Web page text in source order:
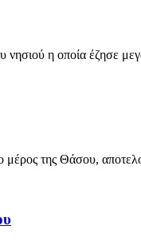
νησιού η οποία έζησε
μέρος της Θάσου,